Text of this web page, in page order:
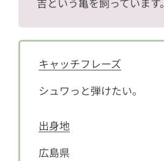
キャッチフレーズ
シュワっと弾けたい。
出身地
広島県